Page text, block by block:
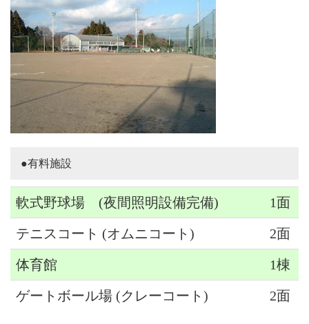
●有料施設
軟式野球場 (夜間照明設備完備) 1面
テニスコート (オムニコート) 2面
体育館 1棟
ゲートボール場 (クレーコート) 2面